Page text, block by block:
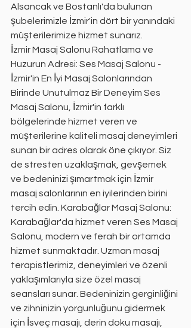
Alsancak ve Bostanlı'da bulunan
şubelerimizle İzmir'in dört bir yanındaki
müşterilerimize hizmet sunarız.
İzmir Masaj Salonu Rahatlama ve
Huzurun Adresi: Ses Masaj Salonu -
İzmir'in En İyi Masaj Salonlarından
Birinde Unutulmaz Bir Deneyim Ses
Masaj Salonu, İzmir'in farklı
bölgelerinde hizmet veren ve
müşterilerine kaliteli masaj deneyimleri
sunan bir adres olarak öne çıkıyor. Siz
de stresten uzaklaşmak, gevşemek
ve bedeninizi şımartmak için İzmir
masaj salonlarının en iyilerinden birini
tercih edin. Karabağlar Masaj Salonu:
Karabağlar'da hizmet veren Ses Masaj
Salonu, modern ve ferah bir ortamda
hizmet sunmaktadır. Uzman masaj
terapistlerimiz, deneyimleri ve özenli
yaklaşımlarıyla size özel masaj
seansları sunar. Bedeninizin gerginliğini
ve zihninizin yorgunluğunu gidermek
için İsveç masajı, derin doku masajı,